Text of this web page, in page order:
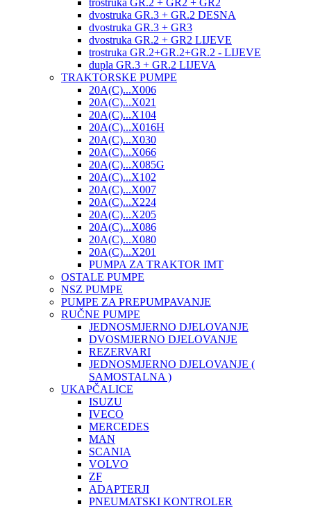
trostruka GR.2 + GR2 + GR2
dvostruka GR.3 + GR.2 DESNA
dvostruka GR.3 + GR3
dvostruka GR.2 + GR2 LIJEVE
trostruka GR.2+GR.2+GR.2 - LIJEVE
dupla GR.3 + GR.2 LIJEVA
TRAKTORSKE PUMPE
20A(C)...X006
20A(C)...X021
20A(C)...X104
20A(C)...X016H
20A(C)...X030
20A(C)...X066
20A(C)...X085G
20A(C)...X102
20A(C)...X007
20A(C)...X224
20A(C)...X205
20A(C)...X086
20A(C)...X080
20A(C)...X201
PUMPA ZA TRAKTOR IMT
OSTALE PUMPE
NSZ PUMPE
PUMPE ZA PREPUMPAVANJE
RUČNE PUMPE
JEDNOSMJERNO DJELOVANJE
DVOSMJERNO DJELOVANJE
REZERVARI
JEDNOSMJERNO DJELOVANJE (
SAMOSTALNA )
UKAPČALICE
ISUZU
IVECO
MERCEDES
MAN
SCANIA
VOLVO
ZF
ADAPTERJI
PNEUMATSKI KONTROLER